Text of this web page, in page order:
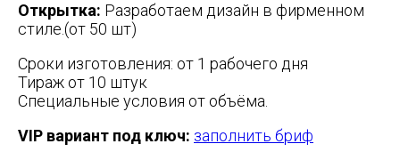
Открытка: Разработаем дизайн в фирменном
стиле.(от 50 шт)
Сроки изготовления: от 1 рабочего дня
Тираж от 10 штук
Специальные условия от объёма.
VIP вариант под ключ: заполнить бриф